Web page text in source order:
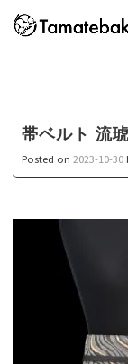
帯ベルト 流
Posted on 2023-10-30